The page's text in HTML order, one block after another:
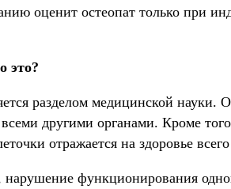
оценит остеопат только при
это?
разделом медицинской
всеми другими органами. Кроме
отражается на здоровье
нарушение функционирования